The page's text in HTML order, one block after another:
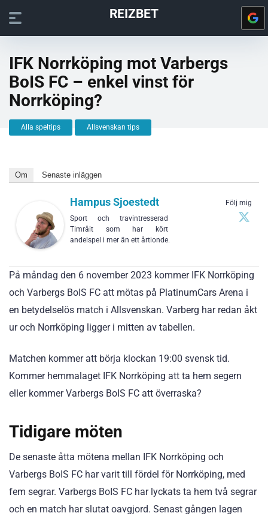
REIZBET
IFK Norrköping mot Varbergs
BoIS FC – enkel vinst för
Norrköping?
Alla speltips Allsvenskan tips
Om Senaste inläggen
Följ mig
Hampus Sjoestedt
Sport och travintresserad
Timråit som har kört
andelspel i mer än ett årtionde.
På måndag den 6 november 2023 kommer IFK Norrköping
och Varbergs BoIS FC att mötas på PlatinumCars Arena i
en betydelselös match i Allsvenskan. Varberg har redan åkt
ur och Norrköping ligger i mitten av tabellen.
Matchen kommer att börja klockan 19:00 svensk tid.
Kommer hemmalaget IFK Norrköping att ta hem segern
eller kommer Varbergs BoIS FC att överraska?
Tidigare möten
De senaste åtta mötena mellan IFK Norrköping och
Varbergs BoIS FC har varit till fördel för Norrköping, med
fem segrar. Varbergs BoIS FC har lyckats ta hem två segrar
och en match har slutat oavgjord. Senast gången lagen